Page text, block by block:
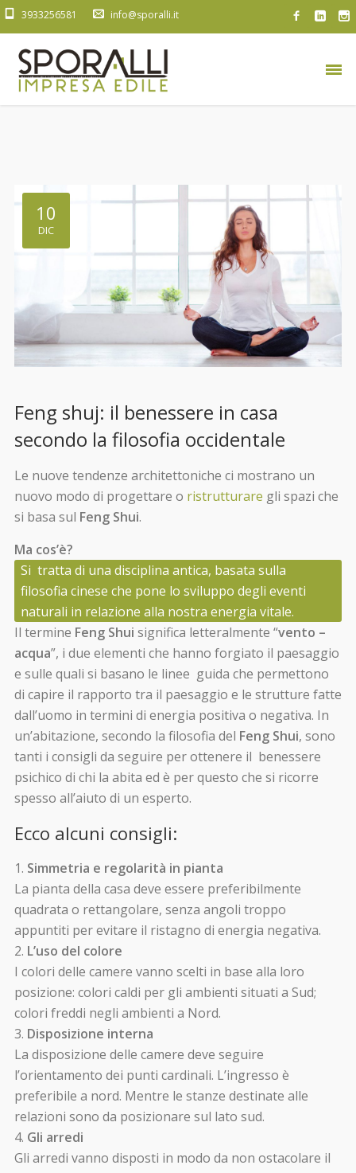
3933256581 info@sporalli.it
10
DIC
Feng shuj: il benessere in casa
secondo la filosofia occidentale
Le nuove tendenze architettoniche ci mostrano un
nuovo modo di progettare o ristrutturare gli spazi che
si basa sul Feng Shui.
Ma cos’è?
Si tratta di una disciplina antica, basata sulla
filosofia cinese che pone lo sviluppo degli eventi
naturali in relazione alla nostra energia vitale.
Il termine Feng Shui significa letteralmente “vento –
acqua”, i due elementi che hanno forgiato il paesaggio
e sulle quali si basano le linee guida che permettono
di capire il rapporto tra il paesaggio e le strutture fatte
dall’uomo in termini di energia positiva o negativa. In
un’abitazione, secondo la filosofia del Feng Shui, sono
tanti i consigli da seguire per ottenere il benessere
psichico di chi la abita ed è per questo che si ricorre
spesso all’aiuto di un esperto.
Ecco alcuni consigli:
Simmetria e regolarità in pianta
La pianta della casa deve essere preferibilmente
quadrata o rettangolare, senza angoli troppo
appuntiti per evitare il ristagno di energia negativa.
L’uso del colore
I colori delle camere vanno scelti in base alla loro
posizione: colori caldi per gli ambienti situati a Sud;
colori freddi negli ambienti a Nord.
Disposizione interna
La disposizione delle camere deve seguire
l’orientamento dei punti cardinali. L’ingresso è
preferibile a nord. Mentre le stanze destinate alle
relazioni sono da posizionare sul lato sud.
Gli arredi
Gli arredi vanno disposti in modo da non ostacolare il